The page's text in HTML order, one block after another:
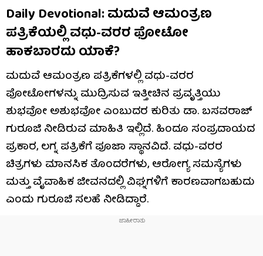
Daily Devotional: ಮದುವೆ ಆಮಂತ್ರಣ
ಪತ್ರಿಕೆಯಲ್ಲಿ ವಧು-ವರರ ಫೋಟೋ
ಹಾಕಬಾರದು ಯಾಕೆ?
ಮದುವೆ ಆಮಂತ್ರಣ ಪತ್ರಿಕೆಗಳಲ್ಲಿ ವಧು-ವರರ
ಫೋಟೋಗಳನ್ನು ಮುದ್ರಿಸುವ ಇತ್ತೀಚಿನ ಪ್ರವೃತ್ತಿಯು
ಶುಭವೋ ಅಶುಭವೋ ಎಂಬುದರ ಕುರಿತು ಡಾ. ಬಸವರಾಜ್
ಗುರೂಜಿ ನೀಡಿರುವ ಮಾಹಿತಿ ಇಲ್ಲಿದೆ. ಹಿಂದೂ ಸಂಪ್ರದಾಯದ
ಪ್ರಕಾರ, ಲಗ್ನ ಪತ್ರಿಕೆಗೆ ಪೂಜಾ ಸ್ಥಾನವಿದೆ. ವಧು-ವರರ
ಚಿತ್ರಗಳು ಮಾನಸಿಕ ತೊಂದರೆಗಳು, ಆರೋಗ್ಯ ಸಮಸ್ಯೆಗಳು
ಮತ್ತು ವೈವಾಹಿಕ ಜೀವನದಲ್ಲಿ ವಿಘ್ನಗಳಿಗೆ ಕಾರಣವಾಗಬಹುದು
ಎಂದು ಗುರೂಜಿ ಸಲಹೆ ನೀಡಿದ್ದಾರೆ.